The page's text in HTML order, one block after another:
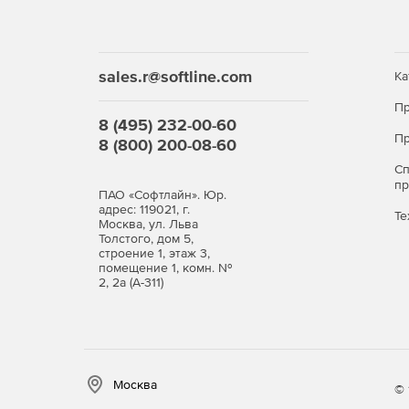
sales.r@softline.com
8 (495) 232-00-60
8 (800) 200-08-60
ПАО «Софтлайн». Юр.
адрес: 119021, г.
Москва, ул. Льва
Толстого, дом 5,
строение 1, этаж 3,
помещение 1, комн. №
2, 2а (А-311)
Москва ©